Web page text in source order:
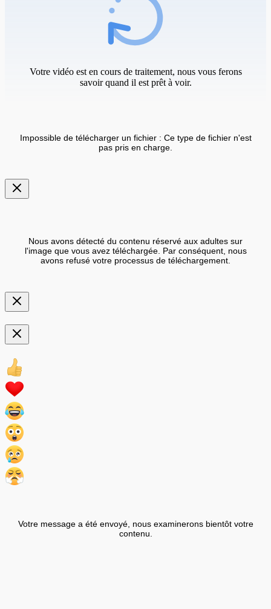
Votre vidéo est en cours de traitement, nous vous ferons
savoir quand il est prêt à voir.
Impossible de télécharger un fichier : Ce type de fichier n'est
pas pris en charge.
Nous avons détecté du contenu réservé aux adultes sur
l'image que vous avez téléchargée. Par conséquent, nous
avons refusé votre processus de téléchargement.
Votre message a été envoyé, nous examinerons bientôt votre
contenu.